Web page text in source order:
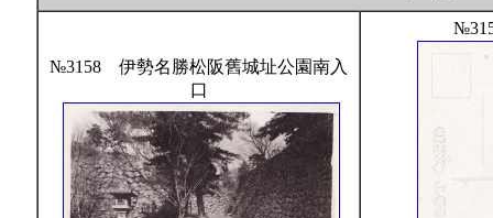
№3158 伊勢名勝松阪舊城址公園南入
口